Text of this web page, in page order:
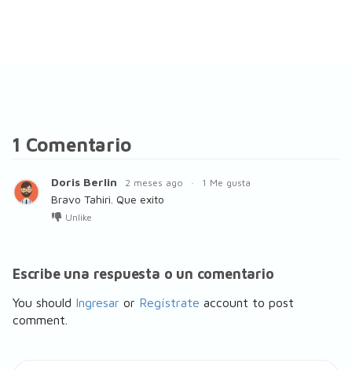
1 Comentario
Doris Berlin 2 meses ago · 1 Me gusta
Bravo Tahiri. Que exito
Unlike
Escribe una respuesta o un comentario
You should Ingresar or Regístrate account to post
comment.